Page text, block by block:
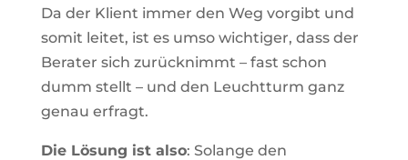
Da der Klient immer den Weg vorgibt und
somit leitet, ist es umso wichtiger, dass der
Berater sich zurücknimmt – fast schon
dumm stellt – und den Leuchtturm ganz
genau erfragt.
Die Lösung ist also: Solange den